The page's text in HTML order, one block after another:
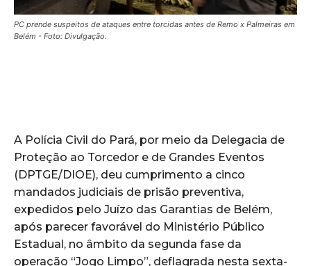
PC prende suspeitos de ataques entre torcidas antes de Remo x Palmeiras em
Belém - Foto: Divulgação.
A Polícia Civil do Pará, por meio da Delegacia de
Proteção ao Torcedor e de Grandes Eventos
(DPTGE/DIOE), deu cumprimento a cinco
mandados judiciais de prisão preventiva,
expedidos pelo Juízo das Garantias de Belém,
após parecer favorável do Ministério Público
Estadual, no âmbito da segunda fase da
operação “Jogo Limpo”, deflagrada nesta sexta-